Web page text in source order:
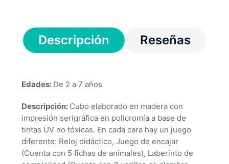
Descripción Reseñas
Edades: De 2 a 7 años
Descripción: Cubo elaborado en madera con
impresión serigráfica en policromía a base de
tintas UV no tóxicas. En cada cara hay un juego
diferente: Reloj didáctico, Juego de encajar
(Cuenta con 5 fichas de animales), Laberinto de